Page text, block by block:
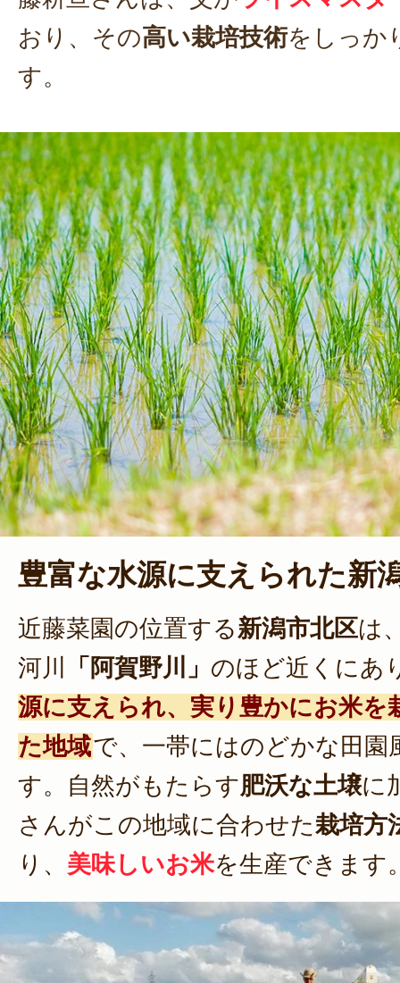
おり、その高い栽培技術をしっか
す。
豊富な水源に支えられた新
近藤菜園の位置する新潟市北区は
河川
「阿賀野川」 のほど近くにあ
源に支えられ、実り豊かにお米を
た地域で、一帯にはのどかな田園
す。自然がもたらす肥沃な土壌に
さんがこの地域に合わせた栽培方
り、 美味しいお米を生産できます